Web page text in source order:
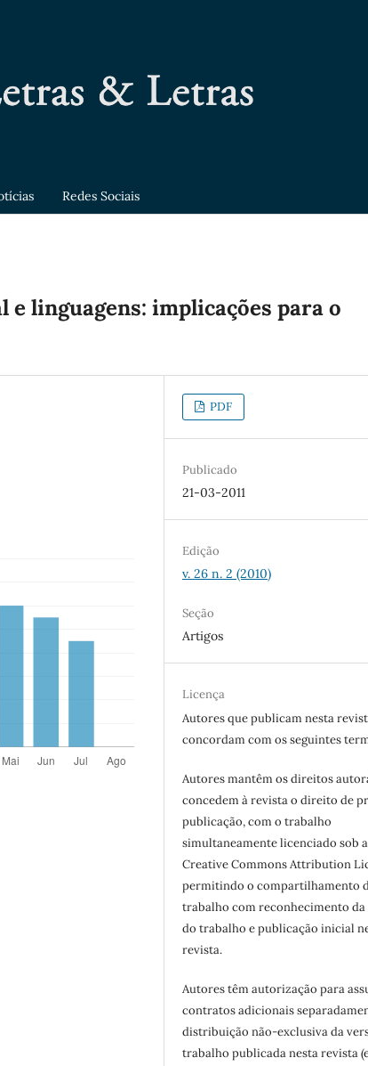
Redes Sociais
linguagens: implicações para o
PDF
Publicado
21-03-2011
Edição
v. 26 n. 2 (2010)
Seção
Artigos
Licença
Autores que publicam nesta
concordam com os seguintes
Autores mantêm os direitos
concedem à revista o direito de
publicação, com o trabalho
simultaneamente licenciado sob a
Creative Commons Attribution
permitindo o compartilhamento
trabalho com reconhecimento
do trabalho e publicação inicial
revista.
Autores têm autorização para
contratos adicionais
distribuição não-exclusiva da
trabalho publicada nesta revista